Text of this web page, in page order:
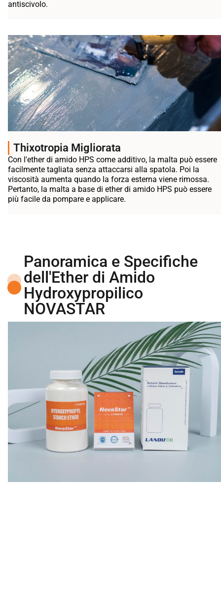
antiscivolo.
Thixotropia Migliorata
Con l'ether di amido HPS come additivo, la malta può essere
facilmente tagliata senza attaccarsi alla spatola. Poi la
viscosità aumenta quando la forza esterna viene rimossa.
Pertanto, la malta a base di ether di amido HPS può essere
più facile da pompare e applicare.
Panoramica e Specifiche
dell'Ether di Amido
Hydroxypropilico
NOVASTAR